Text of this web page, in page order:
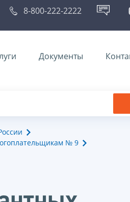
8-800-222-2222
Документы
№ 9